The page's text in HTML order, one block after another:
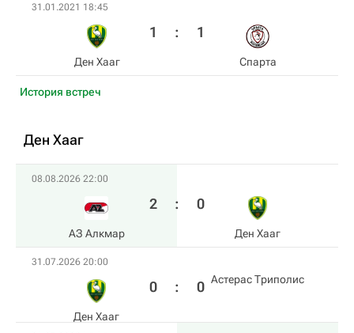
31.01.2021 18:45
Ден Хааг
1 : 1
Спарта
История встреч
Ден Хааг
08.08.2026 22:00
АЗ Алкмар
2 : 0
Ден Хааг
31.07.2026 20:00
Ден Хааг
0 : 0 Астерас Триполис